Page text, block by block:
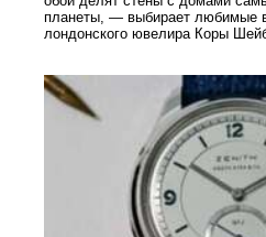
планеты, — выбирает любимые
лондонского ювелира Коры